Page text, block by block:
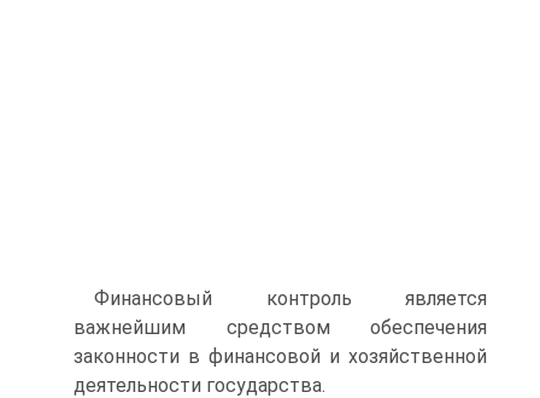
Финансовый контроль является
важнейшим средством обеспечения
законности в финансовой и хозяйственной
деятельности государства.